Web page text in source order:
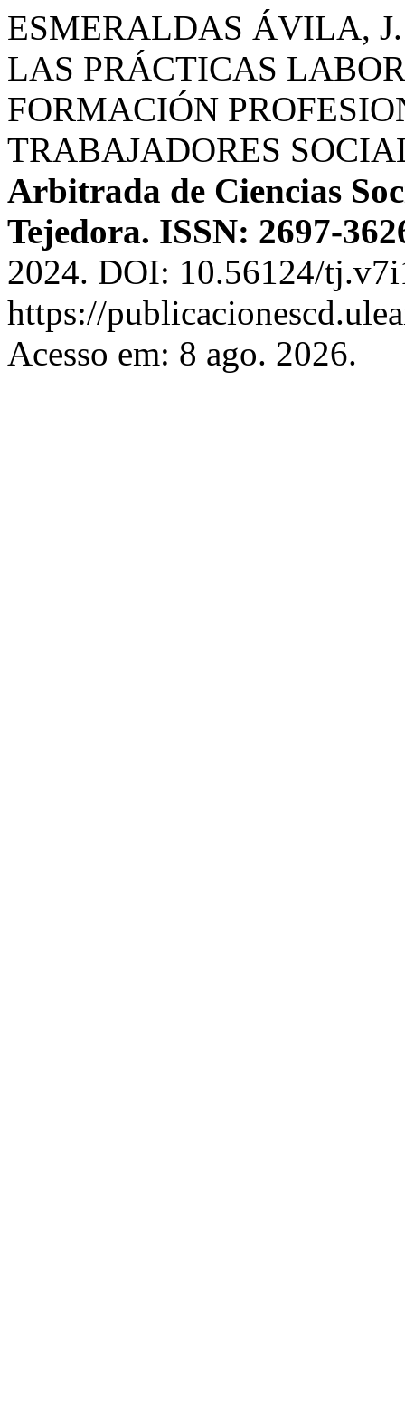
ESMERALDAS ÁVILA,
LAS PRÁCTICAS
FORMACIÓN
TRABAJADORES
Arbitrada de Ciencias
Tejedora. ISSN: 2697-
2024. DOI: 10.56124/
https://
Acesso em: 8 ago. 2026.